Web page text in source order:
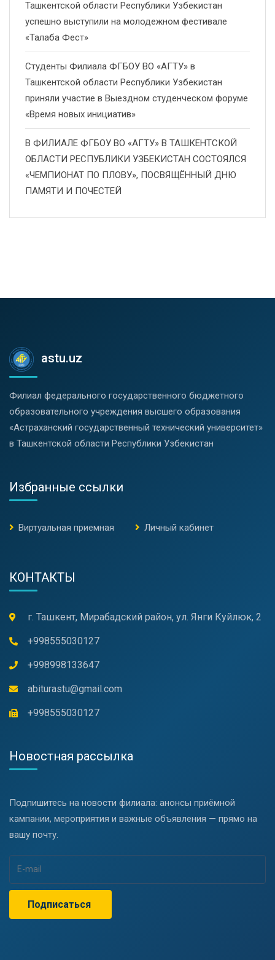
Ташкентской области Республики Узбекистан
успешно выступили на молодежном фестивале
«Талаба Фест»
Студенты Филиала ФГБОУ ВО «АГТУ» в
Ташкентской области Республики Узбекистан
приняли участие в Выездном студенческом форуме
«Время новых инициатив»
В ФИЛИАЛЕ ФГБОУ ВО «АГТУ» В ТАШКЕНТСКОЙ
ОБЛАСТИ РЕСПУБЛИКИ УЗБЕКИСТАН СОСТОЯЛСЯ
«ЧЕМПИОНАТ ПО ПЛОВУ», ПОСВЯЩЁННЫЙ ДНЮ
ПАМЯТИ И ПОЧЕСТЕЙ
astu.uz
Филиал федерального государственного бюджетного
образовательного учреждения высшего образования
«Астраханский государственный технический университет»
в Ташкентской области Республики Узбекистан
Избранные ссылки
Виртуальная приемная Личный кабинет
КОНТАКТЫ
г. Ташкент, Мирабадский район, ул. Янги Куйлюк, 2
+998555030127
+998998133647
abiturastu@gmail.com
+998555030127
Новостная рассылка
Подпишитесь на новости филиала: анонсы приёмной
кампании, мероприятия и важные объявления — прямо на
вашу почту.